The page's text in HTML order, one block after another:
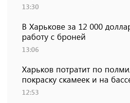
13:30
В Харькове за 12 000
работу с броней
13:06
Харьков потратит по
покраску скамеек и на
12:53